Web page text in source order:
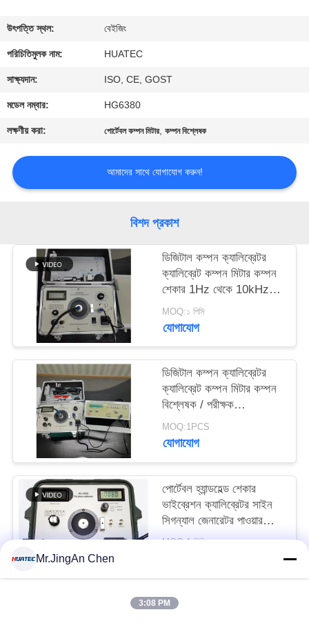
যোগাযোগ
করুন
উদ্ধৃতির
আবেদন
ম্যাপ
PRIVACY
POLICY
উৎপত্তি স্থল: বেইজিং
পরিচিতিমুলক নাম: HUATEC
সাক্ষ্যদান: ISO, CE, GOST
মডেল নম্বার: HG6380
লক্ষণীয় করা: পোর্টেবল কম্পন মিটার,কম্পন বিশ্লেষক
আমাদের সাথে যোগাযোগ করুন!
বিশদ প্রকাশ
ডিজিটাল কম্পন ক্যালিব্রেটর
ক্যালিব্রেট কম্পন মিটার কম্পন
শেকার 1Hz থেকে 10kHz
ক্রমাগত নিয়মিত HG-5020i
MOQ:১ পিসি
যোগাযোগ
ডিজিটাল কম্পন ক্যালিব্রেটর
ক্যালিব্রেট কম্পন মিটার কম্পন
বিশ্লেষক / পরীক্ষক
ISO10816 HG-5020i
MOQ:1PCS
যোগাযোগ
পোর্টেবল হ্যান্ডহেল্ড শেকার
ভাইব্রেশন ক্যালিব্রেটর সাইন
সিগন্যাল জেনারেটর পাওয়ার
অ্যামপ্লিফায়ার
MOQ:1 পিসি
Mr.JingAn Chen
3:08 PM